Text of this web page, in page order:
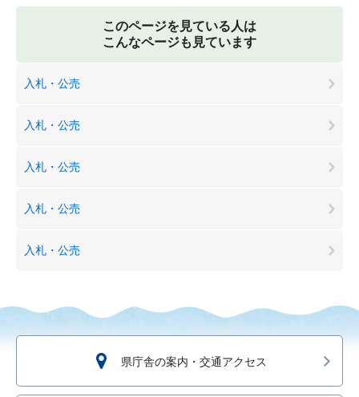
このページを見ている人は
こんなページも見ています
入札・公売
入札・公売
入札・公売
入札・公売
入札・公売
県庁舎の案内・交通アクセス